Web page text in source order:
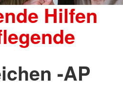
Hilfen
-AP